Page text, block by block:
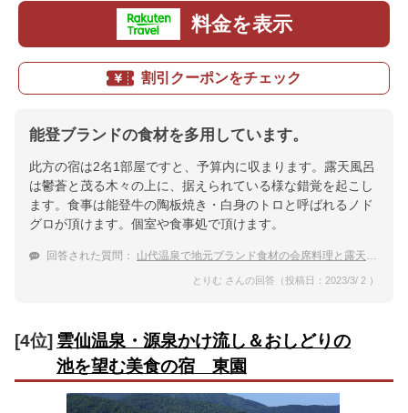
料金を表示
割引クーポンをチェック
能登ブランドの食材を多用しています。
此方の宿は2名1部屋ですと、予算内に収まります。露天風呂
は鬱蒼と茂る木々の上に、据えられている様な錯覚を起こし
ます。食事は能登牛の陶板焼き・白身のトロと呼ばれるノド
グロが頂けます。個室や食事処で頂けます。
回答された質問： 山代温泉で地元ブランド食材の会席料理と露天風呂を楽しめる温泉宿は？
とりむ さんの回答（投稿日：2023/3/ 2 ）
[4位] 雲仙温泉・源泉かけ流し＆おしどりの
池を望む美食の宿 東園